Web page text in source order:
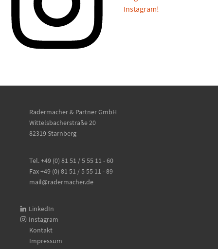
Instagram!
Radermacher & Partner GmbH
Wittelsbacherstraße 20
82319 Starnberg
Tel. +49 (0) 81 51 / 5 55 11 - 60
Fax +49 (0) 81 51 / 5 55 11 - 89
mail@radermacher.de
LinkedIn
Instagram
Kontakt
Impressum